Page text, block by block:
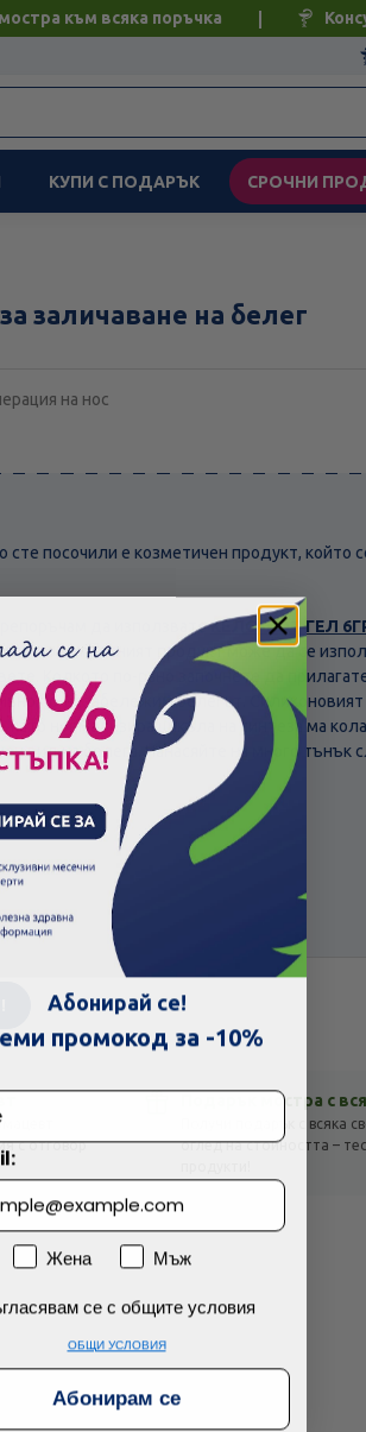
към всяка поръчка
КУПИ С ПОДАРЪК СРОЧНИ
заличаване на белег
на нос
сте посочили е козметичен продукт, който
да използватеКЕЛО-КОТ ГЕЛ
но въпросният продукт може да се
Колкото по-рано започнете да
по-незабележим белегът. Силиконовият
като нормализира цикъла на синтеза ма
вид на белега. Нанасяйте на много тънък
с отговор
Подарък мостра с
Получи подарък с всяка
оглед на стойността –
Търсих друго
проблем с плащането
Намерих по-евтино
Абонирай се!
промокод за -10%
ПолЖена
Мъж
се с общите условия
се с общите условия
ОБЩИ УСЛОВИЯ
Абонирам се